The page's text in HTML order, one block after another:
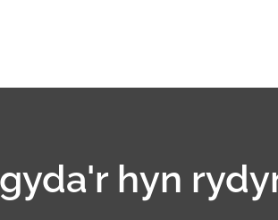
gyda'r hyn